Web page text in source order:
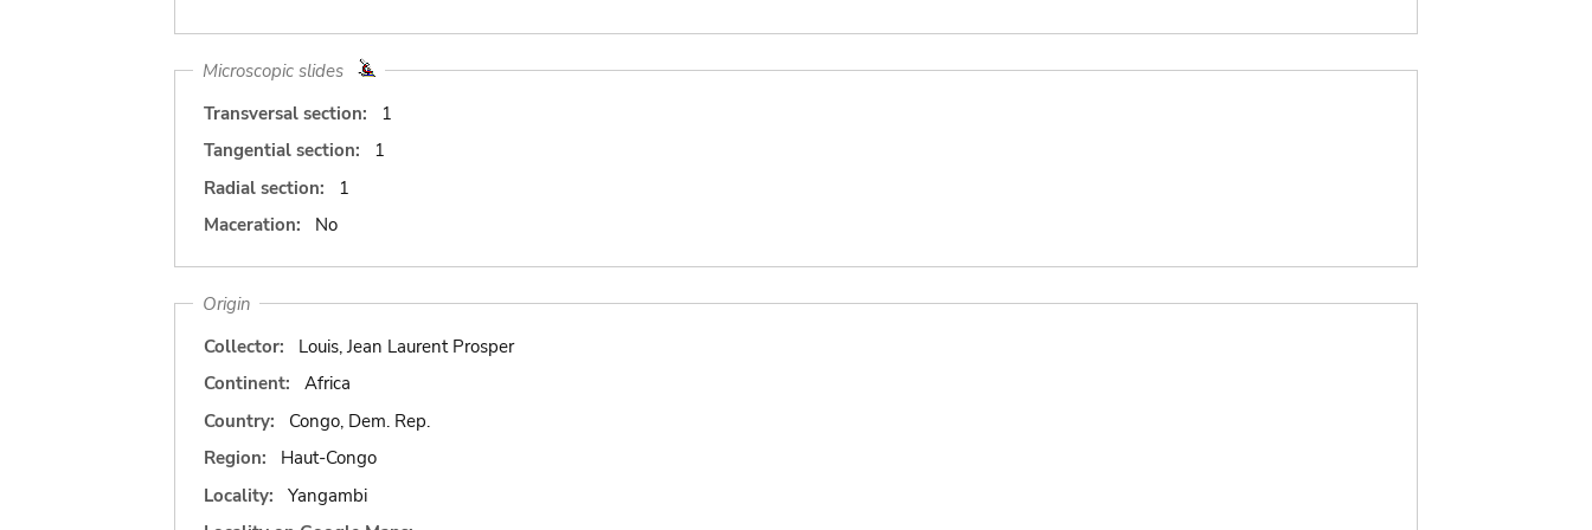
Microscopic slides
Transversal section:
1
Tangential section:
1
Radial section:
1
Maceration:
No
Origin
Collector:
Louis, Jean Laurent Prosper
Continent:
Africa
Country:
Congo, Dem. Rep.
Region:
Haut-Congo
Locality:
Yangambi